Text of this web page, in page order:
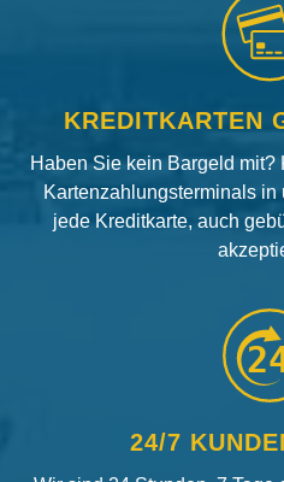
KREDITKARTEN
Haben Sie kein Bargeld
Kartenzahlungsterminals
jede Kreditkarte, auch
24/7